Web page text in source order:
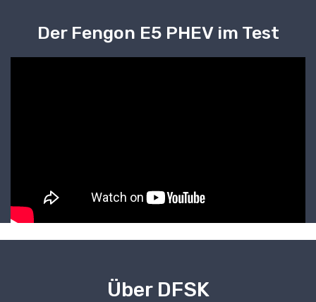
Der Fengon E5 PHEV im Test
Über DFSK